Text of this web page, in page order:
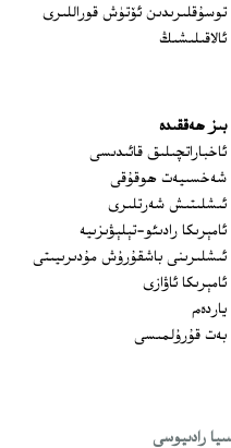
توسۇقلىرىدىن ئۆتۈش قوراللىرى
ئالاقىلىشىڭ
بىز ھەققىدە
ئاخباراتچىلىق قائىدىسى
شەخسىيەت ھوقۇقى
ئىشلىتىش شەرتلىرى
ئامېرىكا رادىئو-تېلېۋىزىيە
ئىشلىرىنى باشقۇرۇش مۇدىرىيىتى
ئامېرىكا ئاۋازى
ياردەم
بەت قۇرۇلمىسى